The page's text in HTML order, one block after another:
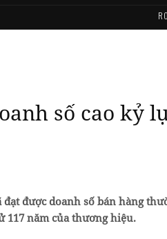
số cao kỷ
đạt được doanh số bán hàng
117 năm của thương hiệu.